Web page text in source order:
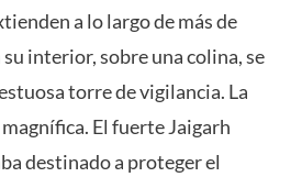
a lo largo de más de
interior, sobre una colina, se
torre de vigilancia. La
El fuerte Jaigarh
destinado a proteger el